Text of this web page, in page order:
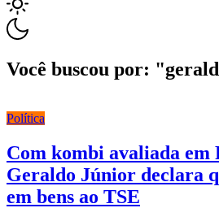
Você buscou por:
Política
Com kombi avaliada em
Geraldo Júnior declara
em bens ao TSE